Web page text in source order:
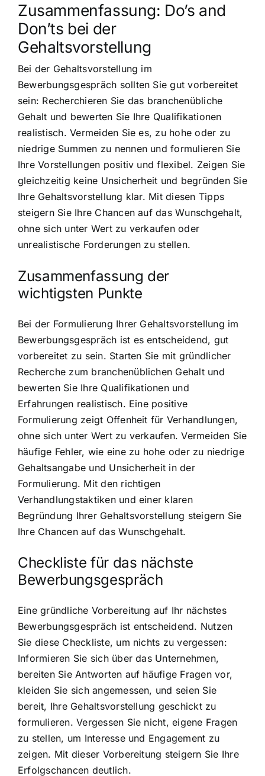
Zusammenfassung: Do’s and
Don’ts bei der
Gehaltsvorstellung
Bei der Gehaltsvorstellung im
Bewerbungsgespräch sollten Sie gut vorbereitet
sein: Recherchieren Sie das branchenübliche
Gehalt und bewerten Sie Ihre Qualifikationen
realistisch. Vermeiden Sie es, zu hohe oder zu
niedrige Summen zu nennen und formulieren Sie
Ihre Vorstellungen positiv und flexibel. Zeigen Sie
gleichzeitig keine Unsicherheit und begründen Sie
Ihre Gehaltsvorstellung klar. Mit diesen Tipps
steigern Sie Ihre Chancen auf das Wunschgehalt,
ohne sich unter Wert zu verkaufen oder
unrealistische Forderungen zu stellen.
Zusammenfassung der
wichtigsten Punkte
Bei der Formulierung Ihrer Gehaltsvorstellung im
Bewerbungsgespräch ist es entscheidend, gut
vorbereitet zu sein. Starten Sie mit gründlicher
Recherche zum branchenüblichen Gehalt und
bewerten Sie Ihre Qualifikationen und
Erfahrungen realistisch. Eine positive
Formulierung zeigt Offenheit für Verhandlungen,
ohne sich unter Wert zu verkaufen. Vermeiden Sie
häufige Fehler, wie eine zu hohe oder zu niedrige
Gehaltsangabe und Unsicherheit in der
Formulierung. Mit den richtigen
Verhandlungstaktiken und einer klaren
Begründung Ihrer Gehaltsvorstellung steigern Sie
Ihre Chancen auf das Wunschgehalt.
Checkliste für das nächste
Bewerbungsgespräch
Eine gründliche Vorbereitung auf Ihr nächstes
Bewerbungsgespräch ist entscheidend. Nutzen
Sie diese Checkliste, um nichts zu vergessen:
Informieren Sie sich über das Unternehmen,
bereiten Sie Antworten auf häufige Fragen vor,
kleiden Sie sich angemessen, und seien Sie
bereit, Ihre Gehaltsvorstellung geschickt zu
formulieren. Vergessen Sie nicht, eigene Fragen
zu stellen, um Interesse und Engagement zu
zeigen. Mit dieser Vorbereitung steigern Sie Ihre
Erfolgschancen deutlich.